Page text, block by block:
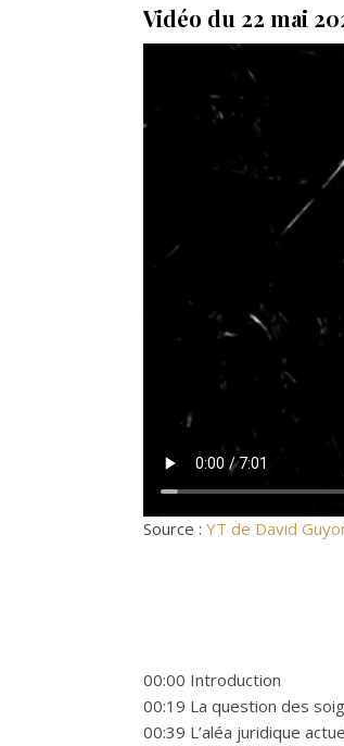
Vidéo du 22 mai
Source : YT de David
00:00 Introduction
00:19 La question des
00:39 L’aléa juridique